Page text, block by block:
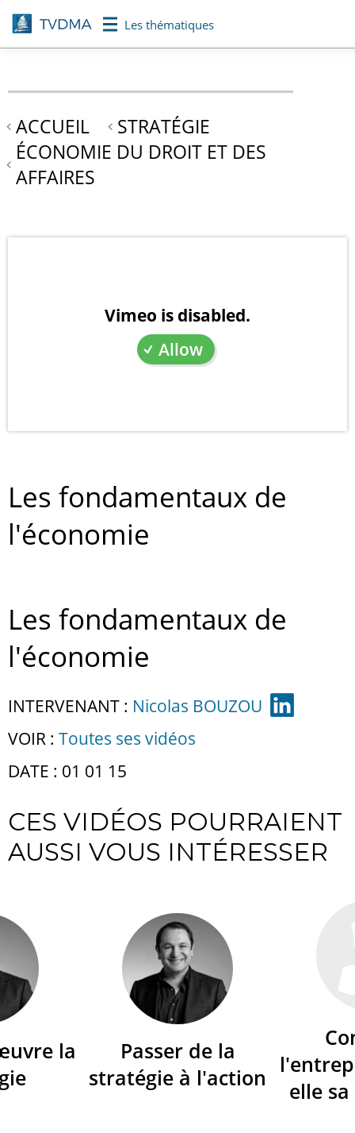
Aller
au
contenu
Les thématiques
ACCUEIL
STRATÉGIE
ÉCONOMIE DU DROIT ET DES
AFFAIRES
Vimeo is disabled.
Allow
Les fondamentaux de
l'économie
Les fondamentaux de
l'économie
INTERVENANT : Nicolas BOUZOU
VOIR : Toutes ses vidéos
DATE : 01 01 15
CES VIDÉOS POURRAIENT
AUSSI VOUS INTÉRESSER
la
Passer de la
stratégie à l'action
elle